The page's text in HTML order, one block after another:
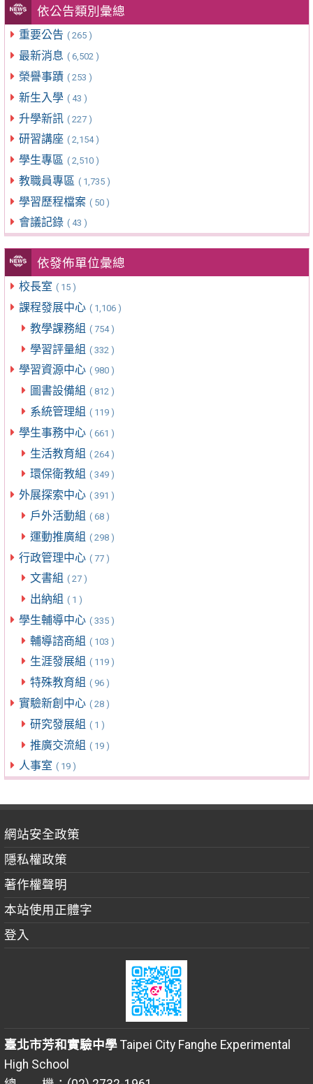
依公告類別彙總
重要公告 ( 265 )
最新消息 ( 6,502 )
榮譽事蹟 ( 253 )
新生入學 ( 43 )
升學新訊 ( 227 )
研習講座 ( 2,154 )
學生專區 ( 2,510 )
教職員專區 ( 1,735 )
學習歷程檔案 ( 50 )
會議記錄 ( 43 )
依發佈單位彙總
校長室 ( 15 )
課程發展中心 ( 1,106 )
教學課務組 ( 754 )
學習評量組 ( 332 )
學習資源中心 ( 980 )
圖書設備組 ( 812 )
系統管理組 ( 119 )
學生事務中心 ( 661 )
生活教育組 ( 264 )
環保衛教組 ( 349 )
外展探索中心 ( 391 )
戶外活動組 ( 68 )
運動推廣組 ( 298 )
行政管理中心 ( 77 )
文書組 ( 27 )
出納組 ( 1 )
學生輔導中心 ( 335 )
輔導諮商組 ( 103 )
生涯發展組 ( 119 )
特殊教育組 ( 96 )
實驗新創中心 ( 28 )
研究發展組 ( 1 )
推廣交流組 ( 19 )
人事室 ( 19 )
網站安全政策
隱私權政策
著作權聲明
本站使用正體字
登入
臺北市芳和實驗中學Taipei City Fanghe Experimental
High School